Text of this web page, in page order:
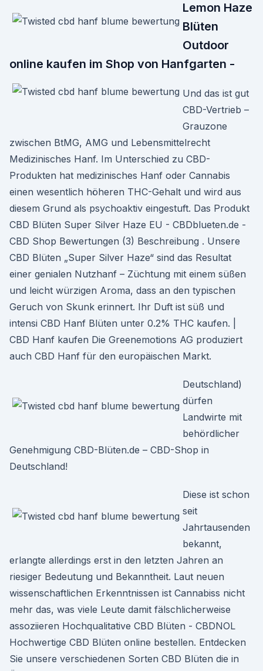
Lemon Haze
Blüten
Outdoor
online kaufen im Shop von Hanfgarten -
Und das ist gut
CBD-Vertrieb –
Grauzone
zwischen BtMG, AMG und Lebensmittelrecht
Medizinisches Hanf. Im Unterschied zu CBD-
Produkten hat medizinisches Hanf oder Cannabis
einen wesentlich höheren THC-Gehalt und wird aus
diesem Grund als psychoaktiv eingestuft. Das Produkt
CBD Blüten Super Silver Haze EU - CBDblueten.de -
CBD Shop Bewertungen (3) Beschreibung . Unsere
CBD Blüten „Super Silver Haze“ sind das Resultat
einer genialen Nutzhanf – Züchtung mit einem süßen
und leicht würzigen Aroma, dass an den typischen
Geruch von Skunk erinnert. Ihr Duft ist süß und
intensi CBD Hanf Blüten unter 0.2% THC kaufen. |
CBD Hanf kaufen Die Greenemotions AG produziert
auch CBD Hanf für den europäischen Markt.
Deutschland)
dürfen
Landwirte mit
behördlicher
Genehmigung CBD-Blüten.de – CBD-Shop in
Deutschland!
Diese ist schon
seit
Jahrtausenden
bekannt,
erlangte allerdings erst in den letzten Jahren an
riesiger Bedeutung und Bekanntheit. Laut neuen
wissenschaftlichen Erkenntnissen ist Cannabiss nicht
mehr das, was viele Leute damit fälschlicherweise
assoziieren Hochqualitative CBD Blüten - CBDNOL
Hochwertige CBD Blüten online bestellen. Entdecken
Sie unsere verschiedenen Sorten CBD Blüten die in